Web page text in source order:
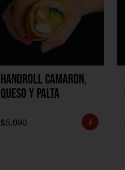
Handroll Camarón,
Queso y Palta
$5.090